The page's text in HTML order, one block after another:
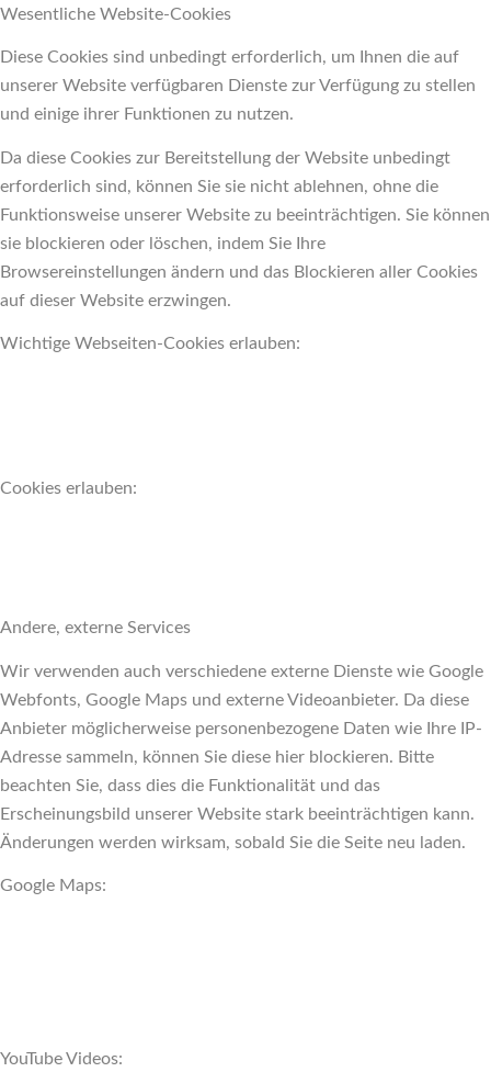
Wesentliche Website-Cookies
Diese Cookies sind unbedingt erforderlich, um Ihnen die auf
unserer Website verfügbaren Dienste zur Verfügung zu stellen
und einige ihrer Funktionen zu nutzen.
Da diese Cookies zur Bereitstellung der Website unbedingt
erforderlich sind, können Sie sie nicht ablehnen, ohne die
Funktionsweise unserer Website zu beeinträchtigen. Sie können
sie blockieren oder löschen, indem Sie Ihre
Browsereinstellungen ändern und das Blockieren aller Cookies
auf dieser Website erzwingen.
Wichtige Webseiten-Cookies erlauben:
Cookies erlauben:
Andere, externe Services
Wir verwenden auch verschiedene externe Dienste wie Google
Webfonts, Google Maps und externe Videoanbieter. Da diese
Anbieter möglicherweise personenbezogene Daten wie Ihre IP-
Adresse sammeln, können Sie diese hier blockieren. Bitte
beachten Sie, dass dies die Funktionalität und das
Erscheinungsbild unserer Website stark beeinträchtigen kann.
Änderungen werden wirksam, sobald Sie die Seite neu laden.
Google Maps:
YouTube Videos: